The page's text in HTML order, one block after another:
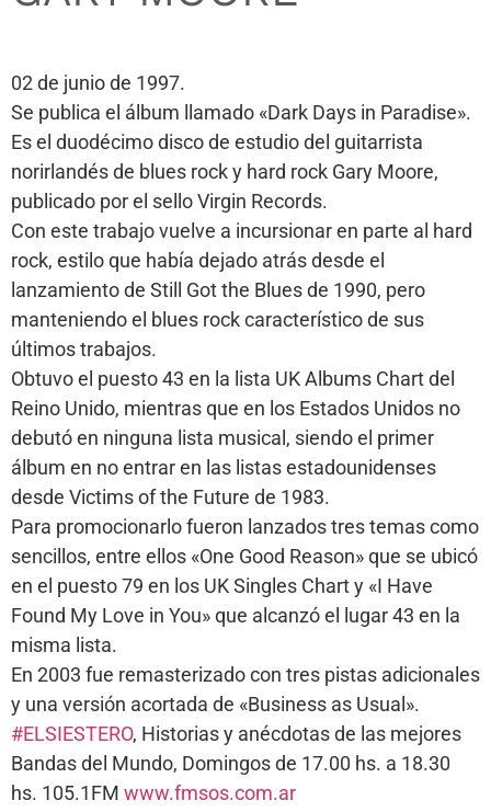
02 de junio de 1997.
Se publica el álbum llamado «Dark Days in Paradise».
Es el duodécimo disco de estudio del guitarrista
norirlandés de blues rock y hard rock Gary Moore,
publicado por el sello Virgin Records.
Con este trabajo vuelve a incursionar en parte al hard
rock, estilo que había dejado atrás desde el
lanzamiento de Still Got the Blues de 1990, pero
manteniendo el blues rock característico de sus
últimos trabajos.
Obtuvo el puesto 43 en la lista UK Albums Chart del
Reino Unido, mientras que en los Estados Unidos no
debutó en ninguna lista musical, siendo el primer
álbum en no entrar en las listas estadounidenses
desde Victims of the Future de 1983.
Para promocionarlo fueron lanzados tres temas como
sencillos, entre ellos «One Good Reason» que se ubicó
en el puesto 79 en los UK Singles Chart y «I Have
Found My Love in You» que alcanzó el lugar 43 en la
misma lista.
En 2003 fue remasterizado con tres pistas adicionales
y una versión acortada de «Business as Usual».
#ELSIESTERO, Historias y anécdotas de las mejores
Bandas del Mundo, Domingos de 17.00 hs. a 18.30
hs. 105.1FM www.fmsos.com.ar